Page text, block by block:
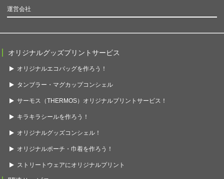
運営会社
オリジナルグッズプリントサービス
オリジナルエコバッグを作ろう！
タンブラー・マグカップコンシェル
サーモス（THERMOS）オリジナルプリントサービス！
キラキラシールを作ろう！
オリジナルグッズコンシェル！
オリジナルポーチ・巾着を作ろう！
ストリートウェアにオリジナルプリント